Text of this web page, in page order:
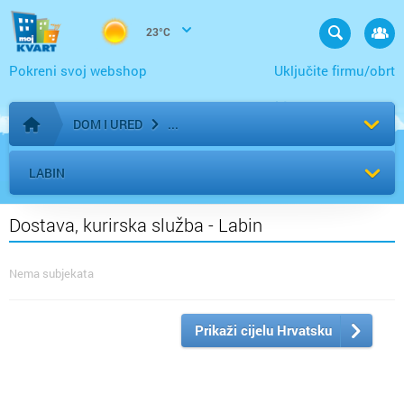
23°C
Uključite firmu/obrt
Pokreni svoj webshop
Početna stranica
DOM I URED
LABIN
Dostava, kurirska služba - Labin
Nema subjekata
Prikaži cijelu Hrvatsku